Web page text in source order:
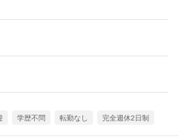
学歴不問 転勤なし 完全週休2日制